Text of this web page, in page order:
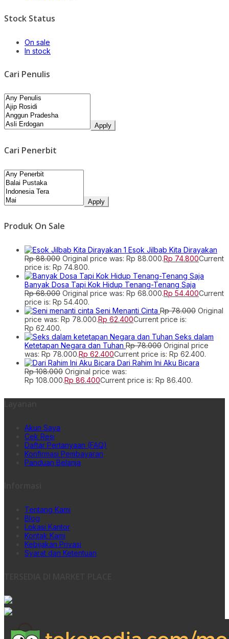
Stock Status
On sale
In stock
Cari Penulis
Apply
Cari Penerbit
Apply
Produk On Sale
Esok Jilbab Kita Dirayakan
Rp88.000 Original price was: Rp 88.000.Rp 74.800Current
price is: Rp 74.800.
Banyak Dosa Tapi Kok Hidup Tenang-Tenang Saja
Rp68.000 Original price was: Rp 68.000.Rp 54.400Current
price is: Rp 54.400.
Seni Menanti Cinta Rp78.000 Original
price was: Rp 78.000.Rp 62.400Current price is:
Rp 62.400.
Seks dalam
Ketetapan Negara dan Tuhan Rp78.000 Original price
was: Rp 78.000.Rp 62.400Current price is: Rp 62.400.
Dari Rahim Ini Aku Bicara
Rp108.000 Original price was:
Rp 108.000.Rp 86.400Current price is: Rp 86.400.
Akun Saya
Cek Resi
Daftar Pertanyaan (FAQ)
Konfirmasi Pembayaran
Panduan Belanja
Tentang Kami
Blog
Lokasi Kantor
Kontak Kami
Kebijakan Privasi
Syarat dan Ketentuan